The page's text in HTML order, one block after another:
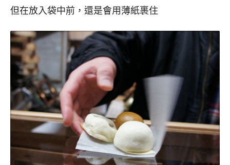
但在放入袋中前，還是會用薄紙裹住